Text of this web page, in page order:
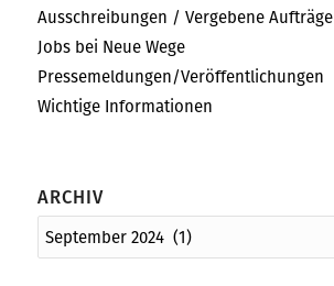
Ausschreibungen / Vergebene Aufträge
Jobs bei Neue Wege
Pressemeldungen/Veröffentlichungen
Wichtige Informationen
ARCHIV